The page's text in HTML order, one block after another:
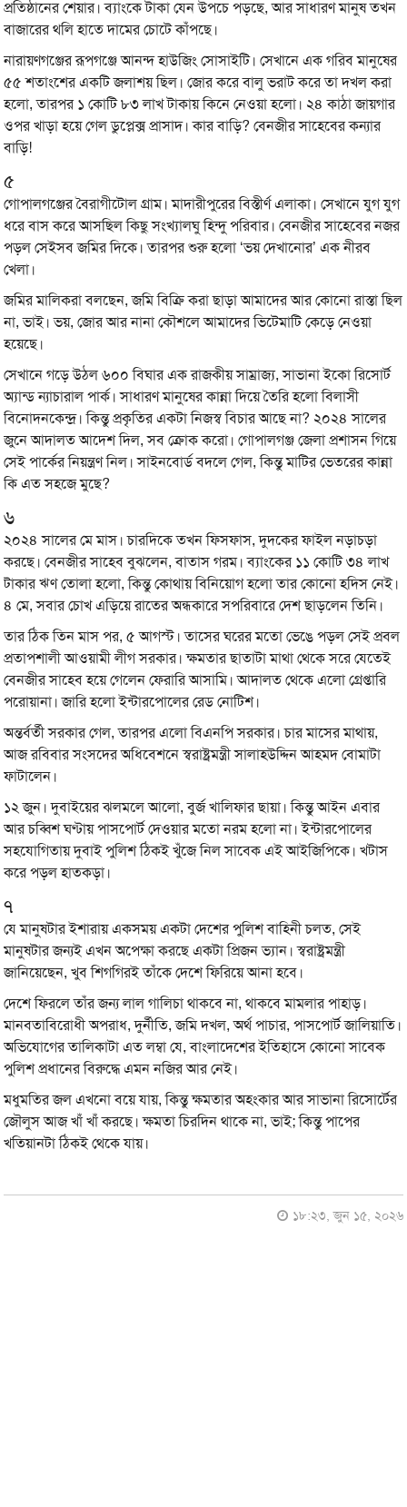
প্রতিষ্ঠানের শেয়ার। ব্যাংকে টাকা যেন উপচে পড়ছে, আর সাধারণ মানুষ তখন
বাজারের থলি হাতে দামের চোটে কাঁপছে।
নারায়ণগঞ্জের রূপগঞ্জে আনন্দ হাউজিং সোসাইটি। সেখানে এক গরিব মানুষের
৫৫ শতাংশের একটি জলাশয় ছিল। জোর করে বালু ভরাট করে তা দখল করা
হলো, তারপর ১ কোটি ৮৩ লাখ টাকায় কিনে নেওয়া হলো। ২৪ কাঠা জায়গার
ওপর খাড়া হয়ে গেল ডুপ্লেক্স প্রাসাদ। কার বাড়ি? বেনজীর সাহেবের কন্যার
বাড়ি!
৫
গোপালগঞ্জের বৈরাগীটোল গ্রাম। মাদারীপুরের বিস্তীর্ণ এলাকা। সেখানে যুগ যুগ
ধরে বাস করে আসছিল কিছু সংখ্যালঘু হিন্দু পরিবার। বেনজীর সাহেবের নজর
পড়ল সেইসব জমির দিকে। তারপর শুরু হলো ‘ভয় দেখানোর’ এক নীরব
খেলা।
জমির মালিকরা বলছেন, জমি বিক্রি করা ছাড়া আমাদের আর কোনো রাস্তা ছিল
না, ভাই। ভয়, জোর আর নানা কৌশলে আমাদের ভিটেমাটি কেড়ে নেওয়া
হয়েছে।
সেখানে গড়ে উঠল ৬০০ বিঘার এক রাজকীয় সাম্রাজ্য, সাভানা ইকো রিসোর্ট
অ্যান্ড ন্যাচারাল পার্ক। সাধারণ মানুষের কান্না দিয়ে তৈরি হলো বিলাসী
বিনোদনকেন্দ্র। কিন্তু প্রকৃতির একটা নিজস্ব বিচার আছে না? ২০২৪ সালের
জুনে আদালত আদেশ দিল, সব ক্রোক করো। গোপালগঞ্জ জেলা প্রশাসন গিয়ে
সেই পার্কের নিয়ন্ত্রণ নিল। সাইনবোর্ড বদলে গেল, কিন্তু মাটির ভেতরের কান্না
কি এত সহজে মুছে?
৬
২০২৪ সালের মে মাস। চারদিকে তখন ফিসফাস, দুদকের ফাইল নড়াচড়া
করছে। বেনজীর সাহেব বুঝলেন, বাতাস গরম। ব্যাংকের ১১ কোটি ৩৪ লাখ
টাকার ঋণ তোলা হলো, কিন্তু কোথায় বিনিয়োগ হলো তার কোনো হদিস নেই।
৪ মে, সবার চোখ এড়িয়ে রাতের অন্ধকারে সপরিবারে দেশ ছাড়লেন তিনি।
তার ঠিক তিন মাস পর, ৫ আগস্ট। তাসের ঘরের মতো ভেঙে পড়ল সেই প্রবল
প্রতাপশালী আওয়ামী লীগ সরকার। ক্ষমতার ছাতাটা মাথা থেকে সরে যেতেই
বেনজীর সাহেব হয়ে গেলেন ফেরারি আসামি। আদালত থেকে এলো গ্রেপ্তারি
পরোয়ানা। জারি হলো ইন্টারপোলের রেড নোটিশ।
অন্তর্বর্তী সরকার গেল, তারপর এলো বিএনপি সরকার। চার মাসের মাথায়,
আজ রবিবার সংসদের অধিবেশনে স্বরাষ্ট্রমন্ত্রী সালাহউদ্দিন আহমদ বোমাটা
ফাটালেন।
১২ জুন। দুবাইয়ের ঝলমলে আলো, বুর্জ খালিফার ছায়া। কিন্তু আইন এবার
আর চব্বিশ ঘণ্টায় পাসপোর্ট দেওয়ার মতো নরম হলো না। ইন্টারপোলের
সহযোগিতায় দুবাই পুলিশ ঠিকই খুঁজে নিল সাবেক এই আইজিপিকে। খটাস
করে পড়ল হাতকড়া।
৭
যে মানুষটার ইশারায় একসময় একটা দেশের পুলিশ বাহিনী চলত, সেই
মানুষটার জন্যই এখন অপেক্ষা করছে একটা প্রিজন ভ্যান। স্বরাষ্ট্রমন্ত্রী
জানিয়েছেন, খুব শিগগিরই তাঁকে দেশে ফিরিয়ে আনা হবে।
দেশে ফিরলে তাঁর জন্য লাল গালিচা থাকবে না, থাকবে মামলার পাহাড়।
মানবতাবিরোধী অপরাধ, দুর্নীতি, জমি দখল, অর্থ পাচার, পাসপোর্ট জালিয়াতি।
অভিযোগের তালিকাটা এত লম্বা যে, বাংলাদেশের ইতিহাসে কোনো সাবেক
পুলিশ প্রধানের বিরুদ্ধে এমন নজির আর নেই।
মধুমতির জল এখনো বয়ে যায়, কিন্তু ক্ষমতার অহংকার আর সাভানা রিসোর্টের
জৌলুস আজ খাঁ খাঁ করছে। ক্ষমতা চিরদিন থাকে না, ভাই; কিন্তু পাপের
খতিয়ানটা ঠিকই থেকে যায়।
১৮:২৩, জুন ১৫, ২০২৬